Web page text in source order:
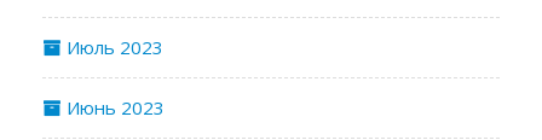
Июль 2023
Июнь 2023